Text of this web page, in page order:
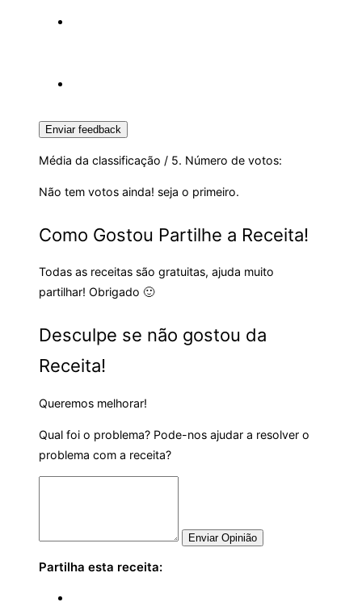
Enviar feedback
Média da classificação / 5. Número de votos:
Não tem votos ainda! seja o primeiro.
Como Gostou Partilhe a Receita!
Todas as receitas são gratuitas, ajuda muito
partilhar! Obrigado 🙂
Desculpe se não gostou da
Receita!
Queremos melhorar!
Qual foi o problema? Pode-nos ajudar a resolver o
problema com a receita?
Enviar Opinião
Partilha esta receita: